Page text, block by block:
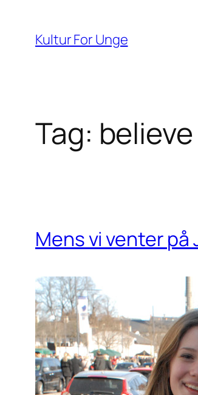
indhold
Kultur For Unge
Tag:
Mens vi venter på